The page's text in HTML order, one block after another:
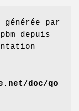
générée par
depuis
doc/qo